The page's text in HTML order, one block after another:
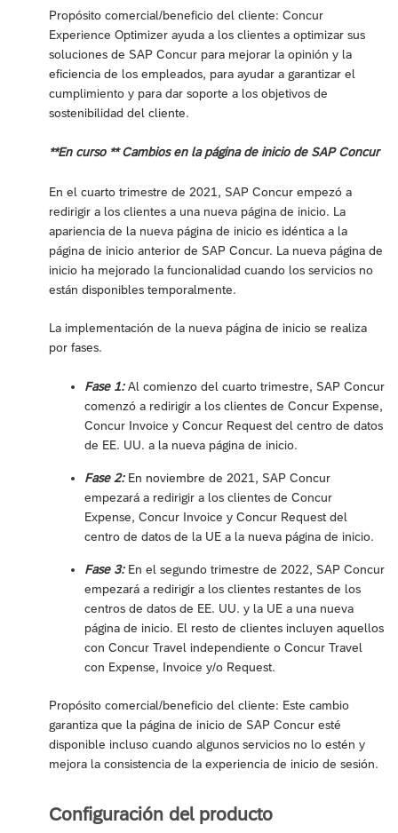
Propósito comercial/beneficio del cliente: Concur
Experience Optimizer ayuda a los clientes a optimizar sus
soluciones de SAP Concur para mejorar la opinión y la
eficiencia de los empleados, para ayudar a garantizar el
cumplimiento y para dar soporte a los objetivos de
sostenibilidad del cliente.
**En curso ** Cambios en la página de inicio de SAP Concur
En el cuarto trimestre de 2021, SAP Concur empezó a
redirigir a los clientes a una nueva página de inicio. La
apariencia de la nueva página de inicio es idéntica a la
página de inicio anterior de SAP Concur. La nueva página de
inicio ha mejorado la funcionalidad cuando los servicios no
están disponibles temporalmente.
La implementación de la nueva página de inicio se realiza
por fases.
Fase 1:Al comienzo del cuarto trimestre, SAP Concur
comenzó a redirigir a los clientes de Concur Expense,
Concur Invoice y Concur Request del centro de datos
de EE. UU. a la nueva página de inicio.
Fase 2:En noviembre de 2021, SAP Concur
empezará a redirigir a los clientes de Concur
Expense, Concur Invoice y Concur Request del
centro de datos de la UE a la nueva página de inicio.
Fase 3:En el segundo trimestre de 2022, SAP Concur
empezará a redirigir a los clientes restantes de los
centros de datos de EE. UU. y la UE a una nueva
página de inicio. El resto de clientes incluyen aquellos
con Concur Travel independiente o Concur Travel
con Expense, Invoice y/o Request.
Propósito comercial/beneficio del cliente: Este cambio
garantiza que la página de inicio de SAP Concur esté
disponible incluso cuando algunos servicios no lo estén y
mejora la consistencia de la experiencia de inicio de sesión.
Configuración del producto